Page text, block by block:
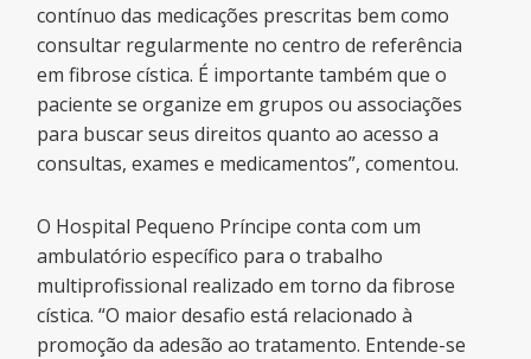
contínuo das medicações prescritas bem como
consultar regularmente no centro de referência
em fibrose cística. É importante também que o
paciente se organize em grupos ou associações
para buscar seus direitos quanto ao acesso a
consultas, exames e medicamentos”, comentou.
O Hospital Pequeno Príncipe conta com um
ambulatório específico para o trabalho
multiprofissional realizado em torno da fibrose
cística. “O maior desafio está relacionado à
promoção da adesão ao tratamento. Entende-se